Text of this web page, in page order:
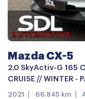
Airco
Airco
Armsteun
Armsteun
Mazda CX-5
2.0 SkyActiv-G 165
CRUISE // WINTER -
2021 66.845 km